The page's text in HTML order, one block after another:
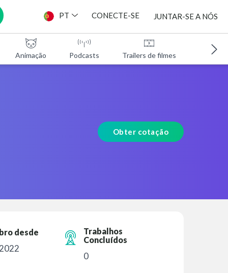
PT CONECTE-SE JUNTAR-SE A NÓS
Animação Podcasts Trailers de filmes
Obter cotação
desde
Trabalhos
Concluídos
0